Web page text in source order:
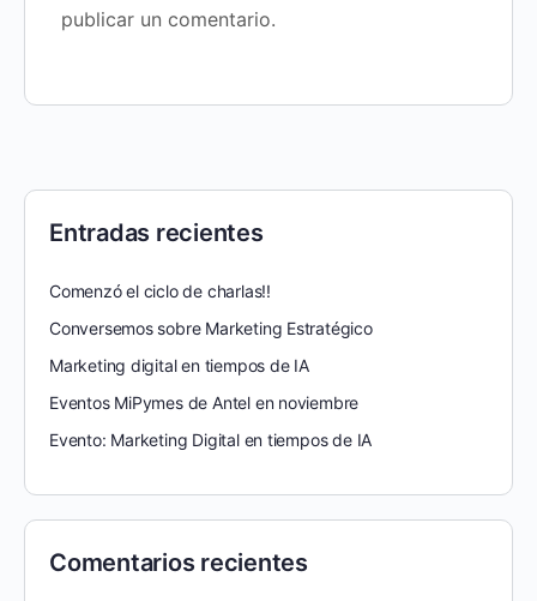
publicar un comentario.
Entradas recientes
Comenzó el ciclo de charlas!!
Conversemos sobre Marketing Estratégico
Marketing digital en tiempos de IA
Eventos MiPymes de Antel en noviembre
Evento: Marketing Digital en tiempos de IA
Comentarios recientes